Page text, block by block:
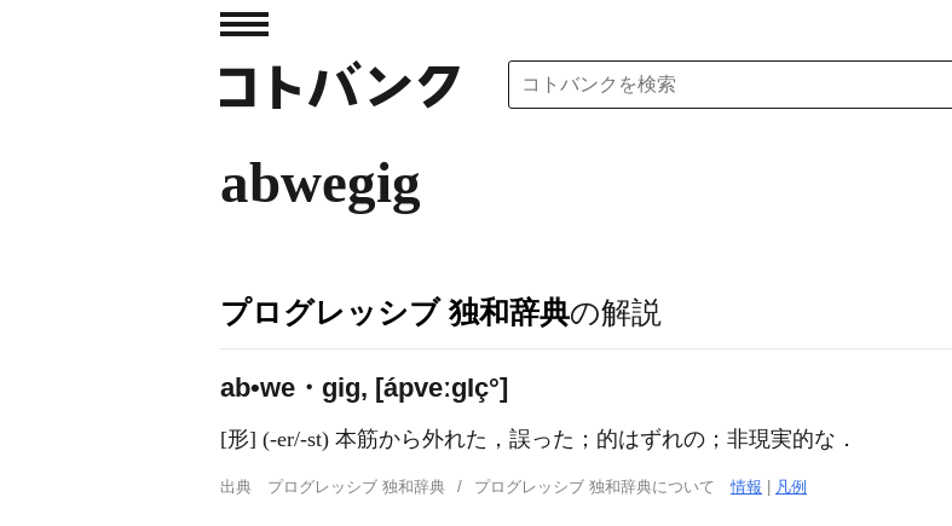
abwegig
プログレッシブ 独和辞典の解説
ab•we・gig, [ápveːɡIç°]
[形] (-er/-st) 本筋から外れた，誤った；的はずれの；非現実的な．
出典 プログレッシブ 独和辞典 プログレッシブ 独和辞典について情報 凡例